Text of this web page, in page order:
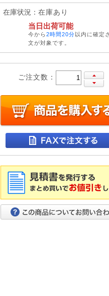
在庫状況 ： 在庫あり
当日出荷可能
今から2時間20分以内に確定
文が対象です。
ご注文数：